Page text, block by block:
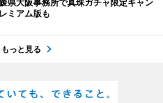
ミアム版も
もっと見る